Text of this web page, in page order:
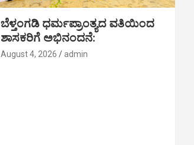
ಬೆಳ್ತಂಗಡಿ ಧರ್ಮಪ್ರಾಂತ್ಯದ ವತಿಯಿಂದ
ಶಾಸಕರಿಗೆ ಅಭಿನಂದನೆ:
August 4, 2026 admin